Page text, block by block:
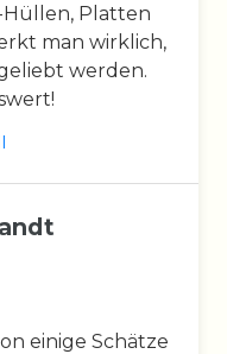
Hüllen, Platten
man wirklich,
werden.
einige Schätze